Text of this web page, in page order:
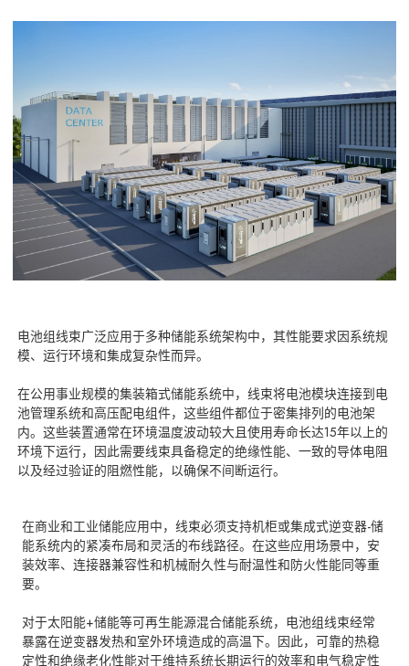
电池组线束广泛应用于多种储能系统架构中，其性能要求因系统规
模、运行环境和集成复杂性而异。
在公用事业规模的集装箱式储能系统中，线束将电池模块连接到电
池管理系统和高压配电组件，这些组件都位于密集排列的电池架
内。这些装置通常在环境温度波动较大且使用寿命长达15年以上的
环境下运行，因此需要线束具备稳定的绝缘性能、一致的导体电阻
以及经过验证的阻燃性能，以确保不间断运行。
在商业和工业储能应用中，线束必须支持机柜或集成式逆变器-储
能系统内的紧凑布局和灵活的布线路径。在这些应用场景中，安
装效率、连接器兼容性和机械耐久性与耐温性和防火性能同等重
要。
对于太阳能+储能等可再生能源混合储能系统，电池组线束经常
暴露在逆变器发热和室外环境造成的高温下。因此，可靠的热稳
定性和绝缘老化性能对于维持系统长期运行的效率和电气稳定性